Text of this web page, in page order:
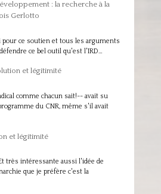
: la recherche à la
Gerlotto
pour ce soutien et tous les arguments
ce bel outil qu'est l'IRD…
et légitimité
comme chacun sait!-- avait su
du CNR, même s'il avait
et légitimité
très intéressante aussi l'idée de
que je préfère c'est la